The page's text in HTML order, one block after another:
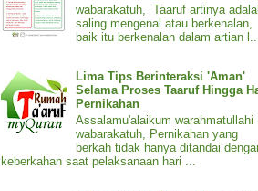
wabarakatuh, Taaruf artinya
saling mengenal atau berkenalan,
baik itu berkenalan dalam artian l...
Lima Tips Berinteraksi 'Aman'
Selama Proses Taaruf Hingga
Pernikahan
Assalamu'alaikum warahmatullahi
wabarakatuh, Pernikahan yang
berkah tidak hanya ditandai
keberkahan saat pelaksanaan hari ...